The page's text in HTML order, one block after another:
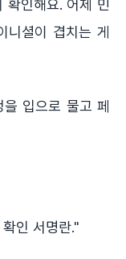
확인해요. 어제 민
셜이 겹치는 게
입으로 물고 페
인 서명란."